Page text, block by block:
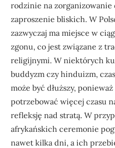
rodzinie na
zaproszenie bliskich. W
zazwyczaj ma miejsce w
zgonu, co jest związane z
religijnymi. W niektórych
buddyzm czy hinduizm,
może być dłuższy,
potrzebować więcej czasu
refleksję nad stratą. W
afrykańskich ceremonie
nawet kilka dni, a ich